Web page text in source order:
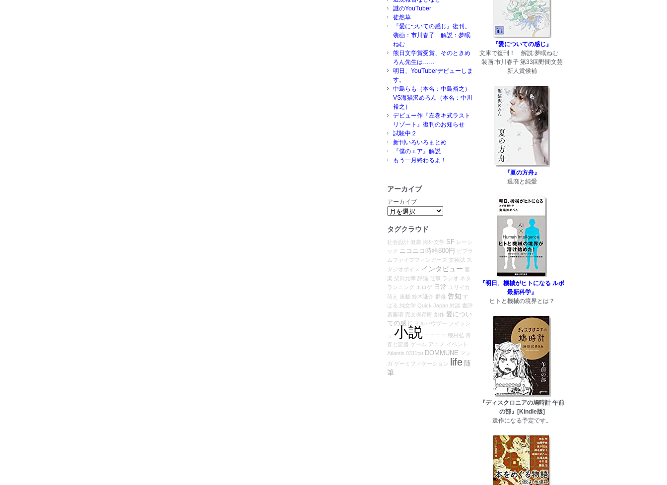
謎のYouTuber
徒然草
『愛についての感じ』復刊。
装画：市川春子 解説：夢眠
ねむ
熊日文学賞受賞、そのときめ
ろん先生は……
明日、YouTuberデビューしま
す。
中島らも（本名：中島裕之）
VS海猫沢めろん（本名：中川
裕之）
デビュー作『左巻キ式ラスト
リゾート』復刊のお知らせ
試験中２
新刊いろいろまとめ
『僕のエア』解説
もう一月終わるよ！
アーカイブ
アーカイブ
タグクラウド
社会設計 健康 海外文学 SF レーシ
ック ニコニコ時給800円 ビブラ
ムファイブフィンガーズ 文芸誌 ス
タジオボイス インタビュー 音
楽 柴田元幸 評論 仕事 ラジオ ネタ
ランニング
エロゲ 日常 ユリイカ
萌え
連載 鈴木謙介 群像 告知 す
ばる 純文学 Quick Japan 対談 書評
斎藤環 売文保存庫 創作 愛につい
ての感じ
ミルハウザー ソイッシ
ュ 小説 ニコニコ 穂村弘 青
春と読書 ゲーム アニメ イベント
Atlantis 0311txt DOMMUNE マン
ガ ゲーミフィケーション life 随
筆
『愛についての感じ』
文庫で復刊！ 解説:夢眠ねむ
装画:市川春子 第33回野間文芸
新人賞候補
『夏の方舟』
退廃と純愛
『明日、機械がヒトになる ルポ
最新科学』
ヒトと機械の境界とは？
『ディスクロニアの鳩時計 午前
の部』[Kindle版]
遺作になる予定です。